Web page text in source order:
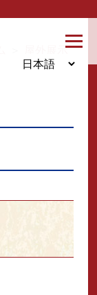
屋外展示